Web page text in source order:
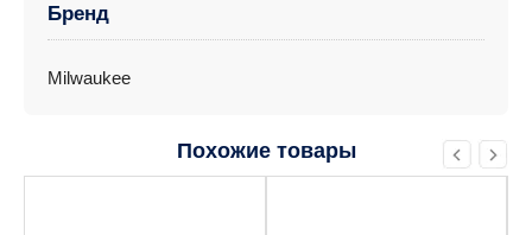
Бренд
Milwaukee
Похожие товары